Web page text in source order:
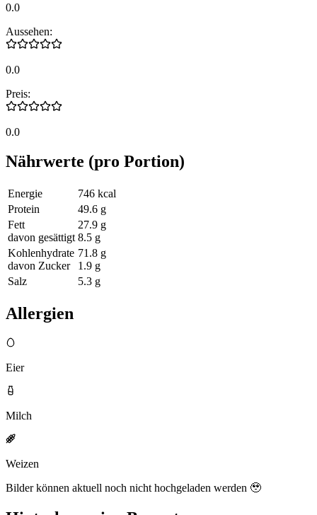
0.0
Aussehen:
0.0
Preis:
0.0
Nährwerte (pro Portion)
Energie 746 kcal
Protein
49.6 g
Fett
davon gesättigt
27.9 g
8.5 g
Kohlenhydrate
davon Zucker
71.8 g
1.9 g
Salz
5.3 g
Allergien
Eier
Milch
Weizen
Bilder können aktuell noch nicht hochgeladen werden 🥹